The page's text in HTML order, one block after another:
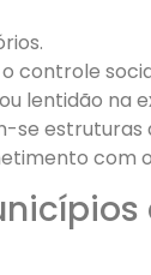
controle
lentidão na
estruturas
com